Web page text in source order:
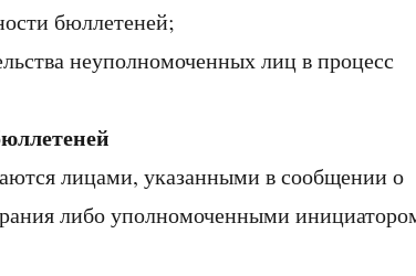
бюллетеней;
неуполномоченных лиц в процесс
лицами, указанными в сообщении о
либо уполномоченными